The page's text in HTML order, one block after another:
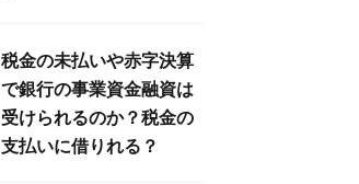
税金の未払いや赤字決算
で銀行の事業資金融資は
受けられるのか？税金の
支払いに借りれる？